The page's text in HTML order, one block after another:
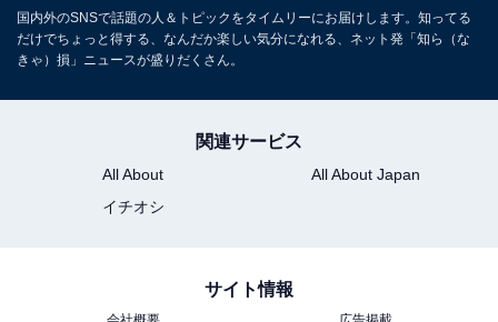
国内外のSNSで話題の人＆トピックをタイムリーにお届けします。知ってる
だけでちょっと得する、なんだか楽しい気分になれる、ネット発「知ら（な
きゃ）損」ニュースが盛りだくさん。
関連サービス
All About
All About Japan
イチオシ
サイト情報